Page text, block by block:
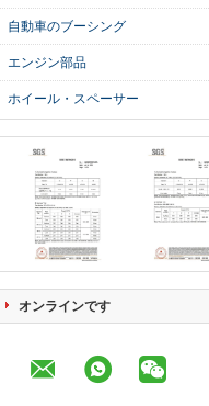
自動車のブーシング
エンジン部品
ホイール・スペーサー
オンラインです